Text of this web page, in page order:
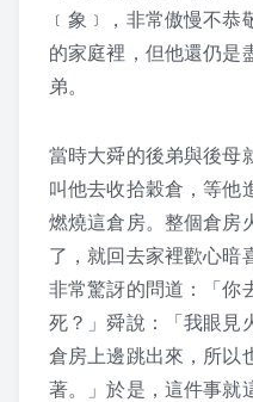
2018 懷少節
2015 活動剪影
夏令營
2019 花蓮夏
2018 活動照片
﹝象﹞，非常傲慢不
的家庭裡，但他還仍是
弟。
當時大舜的後弟與後母
叫他去收拾穀倉，等他
燃燒這倉房。整個倉房
了，就回去家裡歡心暗
非常驚訝的問道：「你
死？」舜說：「我眼見
倉房上邊跳出來，所以
著。」於是，這件事就